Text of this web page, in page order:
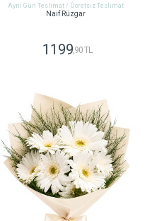
Aynı Gün Teslimat / Ücretsiz Teslimat
Naif Rüzgar
1199 ,90 TL